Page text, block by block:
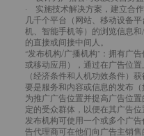
· 实施技术解决方案，建立合
几千个平台（网站、移动设备
机、智能手机等）的浏览信息
的直接或间接中间人。
“发布机构/广播机构”：拥有广
或移动应用），通过在广告位
（经济条件和人机功效条件）
要是服务和内容或信息的发布（
为推广广告位置并提高广告位
定的受众群体，以便在其广告
发布机构可使用一个或多个广
告代理商可在他们向广告主销